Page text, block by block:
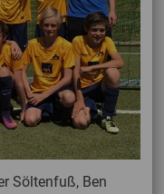
Söltenfuß, Ben